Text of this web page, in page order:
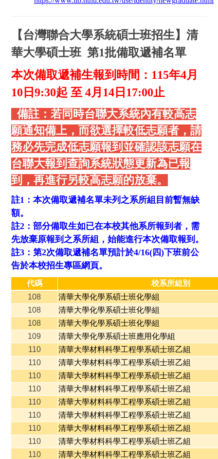
【台灣聯合大學系統碩士班招生】清
華大學碩士班 第1批備取遞補名單
本次備取遞補生報到時間： 115年4月
10 日9:30起 至 4月14 日17:00止
備註：若同時台聯大系統內有較高志
願通知備上，而欲選擇較低志願者，請
務必先完成低志願報到並確認該志願在
台聯大報到查詢系統狀態更新為已報
到，再進行另較高志願的放棄。
註1：本次備取遞補名單未列之系所組目前暫無缺
額。
註2：部分備取生如已在本校其他系所報到者，需
先放棄原報到之系所組，始能進行本次備取報到。
註3：第2次備取遞補名單預計於4/16(四)下班前公
告於本校招生專區網頁。
代碼
校系所組別
108
清華大學化學系碩士班化學組
108
清華大學化學系碩士班化學組
108
清華大學化學系碩士班化學組
109
清華大學化學系碩士班應用化學組
110
清華大學材料科學工程學系碩士班乙組
110
清華大學材料科學工程學系碩士班乙組
110
清華大學材料科學工程學系碩士班乙組
110
清華大學材料科學工程學系碩士班乙組
110
清華大學材料科學工程學系碩士班乙組
110
清華大學材料科學工程學系碩士班乙組
110
清華大學材料科學工程學系碩士班乙組
110
清華大學材料科學工程學系碩士班乙組
110
清華大學材料科學工程學系碩士班乙組